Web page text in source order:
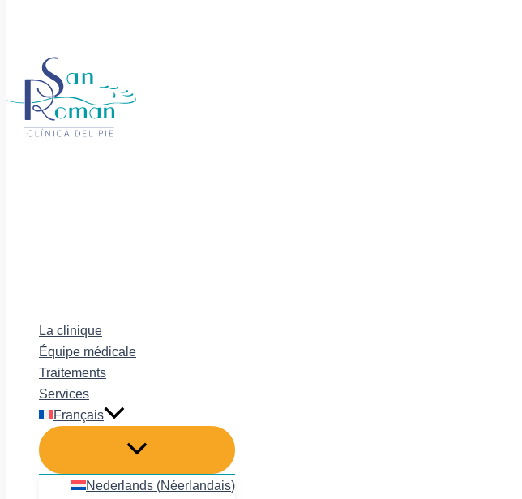
La clinique
Équipe médicale
Traitements
Services
Français
Nederlands (Néerlandais)